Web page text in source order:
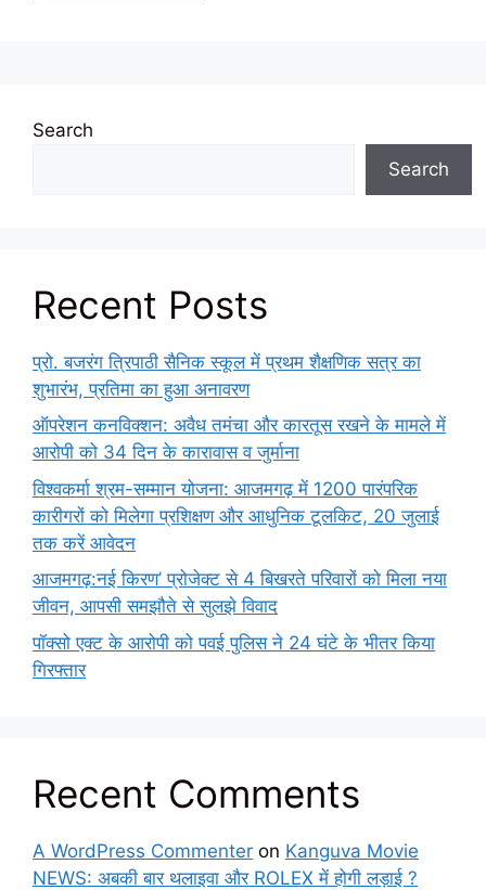
Search
Search
Recent Posts
प्रो. बजरंग त्रिपाठी सैनिक स्कूल में प्रथम शैक्षणिक सत्र का
शुभारंभ, प्रतिमा का हुआ अनावरण
ऑपरेशन कनविक्शन: अवैध तमंचा और कारतूस रखने के मामले में
आरोपी को 34 दिन के कारावास व जुर्माना
विश्वकर्मा श्रम-सम्मान योजना: आजमगढ़ में 1200 पारंपरिक
कारीगरों को मिलेगा प्रशिक्षण और आधुनिक टूलकिट, 20 जुलाई
तक करें आवेदन
आजमगढ़:नई किरण’ प्रोजेक्ट से 4 बिखरते परिवारों को मिला नया
जीवन, आपसी समझौते से सुलझे विवाद
पॉक्सो एक्ट के आरोपी को पवई पुलिस ने 24 घंटे के भीतर किया
गिरफ्तार
Recent Comments
A WordPress Commenter on Kanguva Movie
NEWS: अबकी बार थलाइवा और ROLEX में होगी लड़ाई ?